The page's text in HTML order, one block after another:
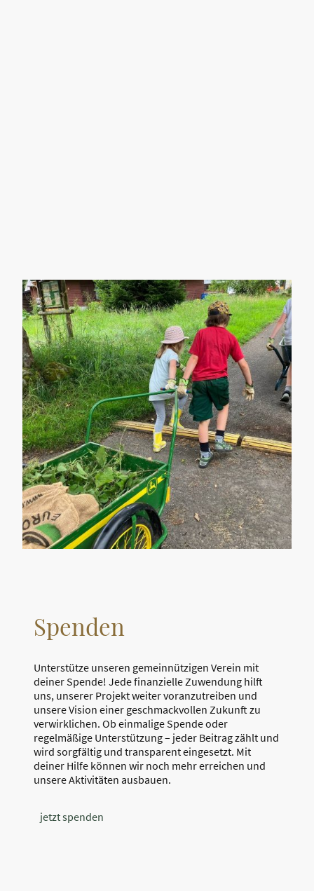
Spenden
Unterstütze unseren gemeinnützigen Verein mit
deiner Spende! Jede finanzielle Zuwendung hilft
uns, unserer Projekt weiter voranzutreiben und
unsere Vision einer geschmackvollen Zukunft zu
verwirklichen. Ob einmalige Spende oder
regelmäßige Unterstützung – jeder Beitrag zählt und
wird sorgfältig und transparent eingesetzt. Mit
deiner Hilfe können wir noch mehr erreichen und
unsere Aktivitäten ausbauen.
jetzt spenden